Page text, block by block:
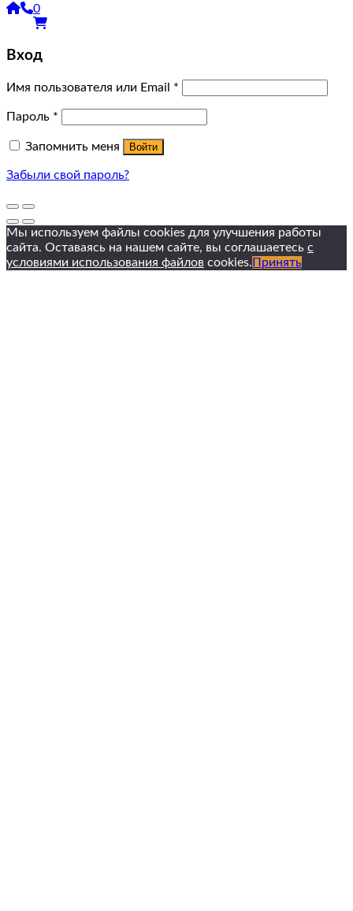
0
Вход
Имя пользователя или Email *
Пароль *
Запомнить меня Войти
Забыли свой пароль?
Мы используем файлы cookies для улучшения работы
сайта. Оставаясь на нашем сайте, вы соглашаетесь с
условиями использования файлов cookies. Принять